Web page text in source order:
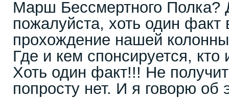
Марш Бессмертного Полка?
пожалуйста, хоть один факт
прохождение нашей
Где и кем спонсируется, кто
Хоть один факт!!! Не
попросту нет. И я говорю об